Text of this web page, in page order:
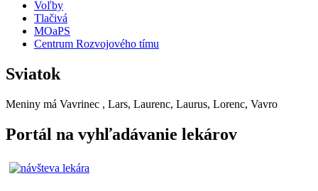
Voľby
Tlačivá
MOaPS
Centrum Rozvojového tímu
Sviatok
Meniny má Vavrinec , Lars, Laurenc, Laurus, Lorenc, Vavro
Portál na vyhľadávanie lekárov